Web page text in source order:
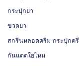
กระปุกยา
ขวดยา
สกรีนหลอดครีม-กระปุกค
กันแดดใยไหม